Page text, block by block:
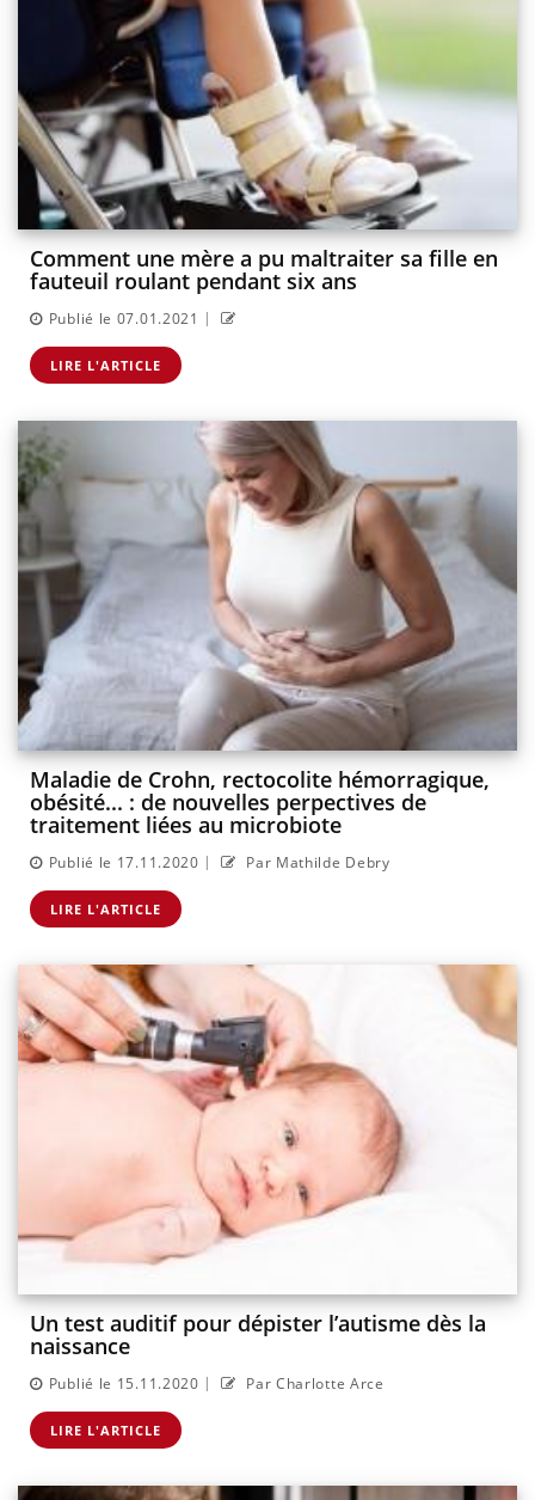
Comment une mère a pu maltraiter sa fille en
fauteuil roulant pendant six ans
Publié le 07.01.2021 |
LIRE L'ARTICLE
Maladie de Crohn, rectocolite hémorragique,
obésité... : de nouvelles perpectives de
traitement liées au microbiote
Publié le 17.11.2020 | Par Mathilde Debry
LIRE L'ARTICLE
Un test auditif pour dépister l’autisme dès la
naissance
Publié le 15.11.2020 | Par Charlotte Arce
LIRE L'ARTICLE